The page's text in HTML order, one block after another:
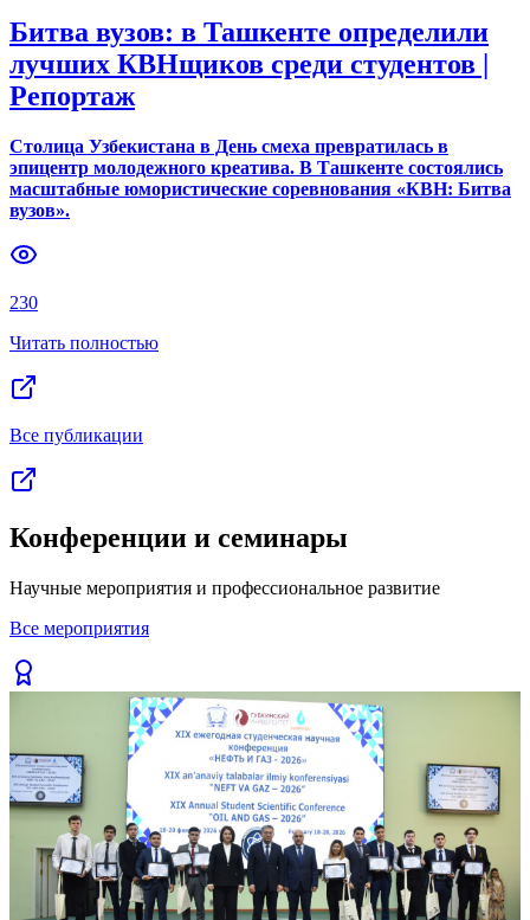
Next slide
Битва вузов: в Ташкенте определили
лучших КВНщиков среди студентов |
Репортаж
Столица Узбекистана в День смеха превратилась в
эпицентр молодежного креатива. В Ташкенте состоялись
масштабные юмористические соревнования «КВН: Битва
вузов».
230
Читать полностью
Все публикации
Конференции и семинары
Научные мероприятия и профессиональное развитие
Все мероприятия